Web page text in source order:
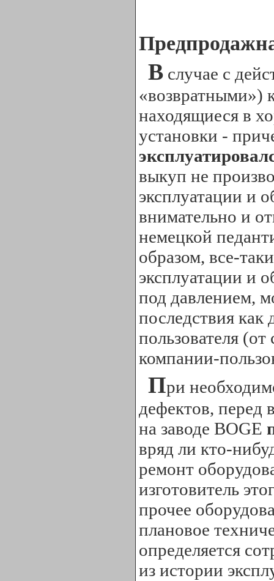
В случае с
«возвратными»)
находящиеся в
установки -
выкуп не
эксплуатации и
внимательно и
немецкой
образом, все-
эксплуатации и
под давлением,
последствия как
пользователя
компании-
При
дефектов, перед
на заводе BOGE
вряд ли кто-
ремонт
изготовитель
прочее
плановое
определяется
из истории